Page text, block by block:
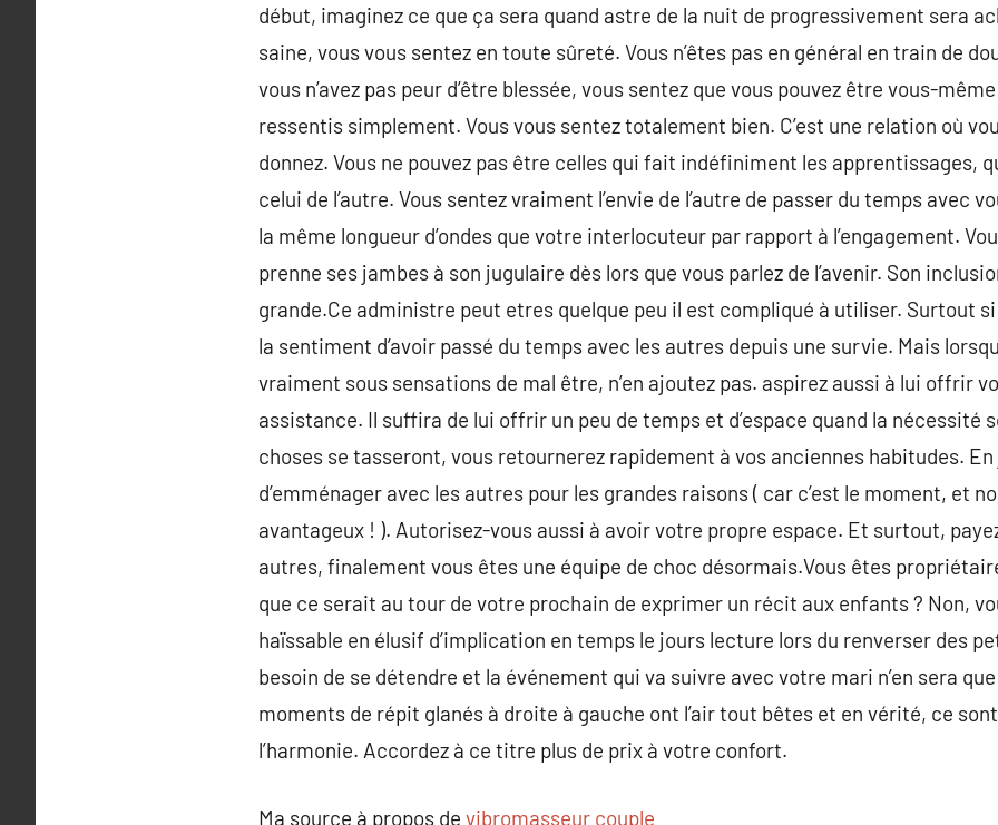
début, imaginez ce que ça sera quand astre de la nuit de progressivement sera
saine, vous vous sentez en toute sûreté. Vous n’êtes pas en général en train de
vous n’avez pas peur d’être blessée, vous sentez que vous pouvez être vous-
ressentis simplement. Vous vous sentez totalement bien. C’est une relation où
donnez. Vous ne pouvez pas être celles qui fait indéfiniment les apprentissages,
celui de l’autre. Vous sentez vraiment l’envie de l’autre de passer du temps avec
la même longueur d’ondes que votre interlocuteur par rapport à l’engagement.
prenne ses jambes à son jugulaire dès lors que vous parlez de l’avenir. Son
grande.Ce administre peut etres quelque peu il est compliqué à utiliser. Surtout
la sentiment d’avoir passé du temps avec les autres depuis une survie. Mais
vraiment sous sensations de mal être, n’en ajoutez pas. aspirez aussi à lui offrir
assistance. Il suffira de lui offrir un peu de temps et d’espace quand la nécessité
choses se tasseront, vous retournerez rapidement à vos anciennes habitudes.
d’emménager avec les autres pour les grandes raisons ( car c’est le moment, et
avantageux ! ). Autorisez-vous aussi à avoir votre propre espace. Et surtout,
autres, finalement vous êtes une équipe de choc désormais.Vous êtes
que ce serait au tour de votre prochain de exprimer un récit aux enfants ? Non,
haïssable en élusif d’implication en temps le jours lecture lors du renverser des
besoin de se détendre et la événement qui va suivre avec votre mari n’en sera
moments de répit glanés à droite à gauche ont l’air tout bêtes et en vérité, ce
l’harmonie. Accordez à ce titre plus de prix à votre confort.
Ma source à propos de vibromasseur couple